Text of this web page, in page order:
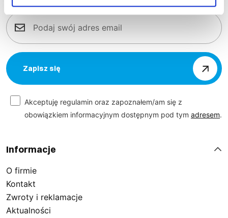
Zapisz się
Akceptuję regulamin oraz zapoznałem/am się z
obowiązkiem informacyjnym dostępnym pod tym adresem.
Informacje
O firmie
Kontakt
Zwroty i reklamacje
Aktualności